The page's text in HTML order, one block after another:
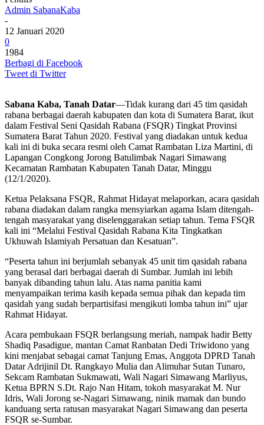
Admin SabanaKaba
-
12 Januari 2020
0
1984
Berbagi di Facebook
Tweet di Twitter
Sabana Kaba, Tanah Datar—Tidak kurang dari 45 tim qasidah
rabana berbagai daerah kabupaten dan kota di Sumatera Barat, ikut
dalam Festival Seni Qasidah Rabana (FSQR) Tingkat Provinsi
Sumatera Barat Tahun 2020. Festival yang diadakan untuk kedua
kali ini di buka secara resmi oleh Camat Rambatan Liza Martini, di
Lapangan Congkong Jorong Batulimbak Nagari Simawang
Kecamatan Rambatan Kabupaten Tanah Datar, Minggu
(12/1/2020).
Ketua Pelaksana FSQR, Rahmat Hidayat melaporkan, acara qasidah
rabana diadakan dalam rangka mensyiarkan agama Islam ditengah-
tengah masyarakat yang diselenggarakan setiap tahun. Tema FSQR
kali ini “Melalui Festival Qasidah Rabana Kita Tingkatkan
Ukhuwah Islamiyah Persatuan dan Kesatuan”.
“Peserta tahun ini berjumlah sebanyak 45 unit tim qasidah rabana
yang berasal dari berbagai daerah di Sumbar. Jumlah ini lebih
banyak dibanding tahun lalu. Atas nama panitia kami
menyampaikan terima kasih kepada semua pihak dan kepada tim
qasidah yang sudah berpartisifasi mengikuti lomba tahun ini” ujar
Rahmat Hidayat.
Acara pembukaan FSQR berlangsung meriah, nampak hadir Betty
Shadiq Pasadigue, mantan Camat Ranbatan Dedi Triwidono yang
kini menjabat sebagai camat Tanjung Emas, Anggota DPRD Tanah
Datar Adrijinil Dt. Rangkayo Mulia dan Alimuhar Sutan Tunaro,
Sekcam Rambatan Sukmawati, Wali Nagari Simawang Marliyus,
Ketua BPRN S.Dt. Rajo Nan Hitam, tokoh masyarakat M. Nur
Idris, Wali Jorong se-Nagari Simawang, ninik mamak dan bundo
kanduang serta ratusan masyarakat Nagari Simawang dan peserta
FSQR se-Sumbar.